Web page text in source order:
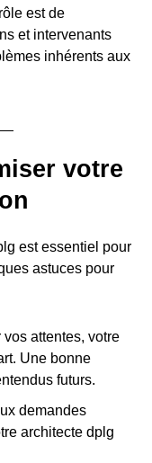
est de
et intervenants
inhérents aux
votre
est essentiel pour
astuces pour
attentes, votre
Une bonne
futurs.
demandes
architecte dplg